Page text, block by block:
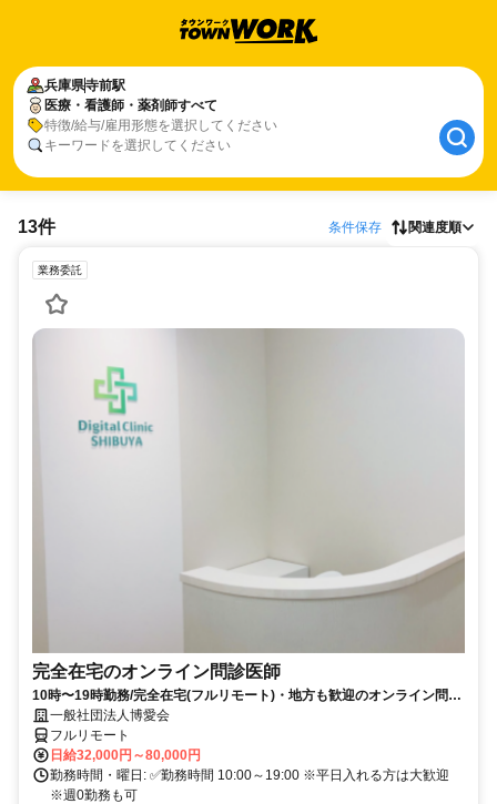
兵庫県寺前駅
医療・看護師・薬剤師すべて
特徴/給与/雇用形態を選択してください
キーワードを選択してください
13件 条件保存 関連度順
業務委託
完全在宅のオンライン問診医師
10時〜19時勤務/完全在宅(フルリモート)・地方も歓迎のオンライン問診
業務一般社団法人博愛会
フルリモート
日給32,000円～80,000円
勤務時間・曜日: ✅勤務時間 10:00～19:00 ※平日入れる方は大歓迎
※週0勤務も可